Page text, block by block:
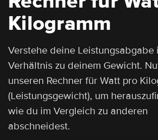
Kilogramm
Verstehe deine Leistungsabgabe
Verhältnis zu deinem Gewicht.
unseren Rechner für Watt pro
(Leistungsgewicht), um
wie du im Vergleich zu anderen
abschneidest.